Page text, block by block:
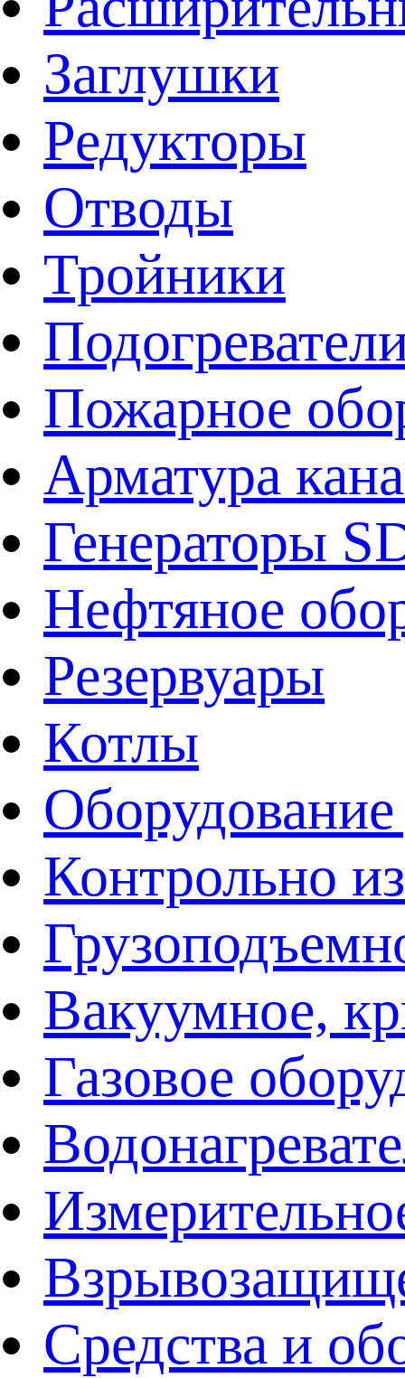
Заглушки
Редукторы
Отводы
Тройники
Пожарное
Арматура
Генераторы
Нефтяное
Резервуары
Котлы
Контрольно
Вакуумное,
Газовое
Средства и